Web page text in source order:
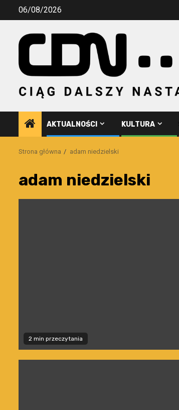
Przejdź06/08/2026
AKTUALNOŚCI KULTURA
Strona główna adam niedzielski
adam niedzielski
2 min przeczytania